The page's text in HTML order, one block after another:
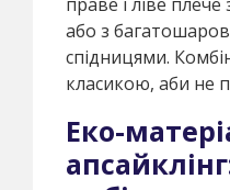
або з
спідницями.
класикою, аби не
Еко-